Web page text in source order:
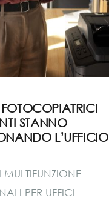
STANNO
L’UFFICIO
MULTIFUNZIONE
PER UFFICI